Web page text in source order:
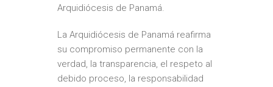
Arquidiócesis de Panamá.
La Arquidiócesis de Panamá reafirma
su compromiso permanente con la
verdad, la transparencia, el respeto al
debido proceso, la responsabilidad